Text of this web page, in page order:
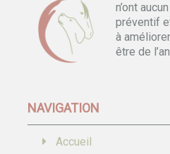
n’ont
préventif
à
être de
NAVIGATION
Accueil